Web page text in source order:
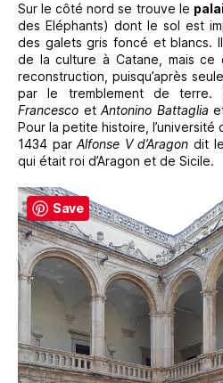
Sur le côté nord se trouve le
des Eléphants) dont le sol est
des galets gris foncé et blancs.
de la culture à Catane, mais ce
reconstruction, puisqu’après
par le tremblement de
Francesco etAntonino Battaglia
Pour la petite histoire,
1434 parAlfonse V d’Aragon dit
qui était roi d’Aragon et de Sicile.
Save